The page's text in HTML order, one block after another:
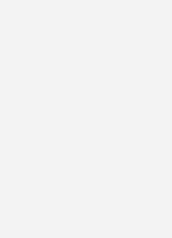
China und USA, die ihre
fördern. Die neuen EU-Gesetze für
NZIA und CRMA, würden entscheiden,
von Technologien der Erneuerbaren
muss nun Nachhaltigkeitskriterien finden, die
will, erfüllen muss. Hier will jedes EU-
ausschließen.